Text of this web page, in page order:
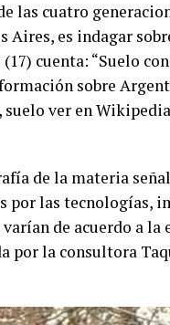
las cuatro
Aires, es indagar
cuenta: “Suelo
sobre
ver en
de la materia
por las tecnologías,
de acuerdo a la
por la consultora